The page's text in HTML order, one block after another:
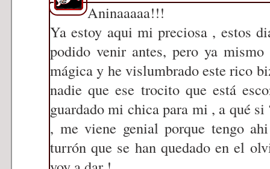
Aninaaaaa!!!
Ya estoy aqui mi preciosa , estos
podido venir antes, pero ya
mágica y he vislumbrado este rico
nadie que ese trocito que está
guardado mi chica para mi , a qué si
, me viene genial porque tengo
turrón que se han quedado en el